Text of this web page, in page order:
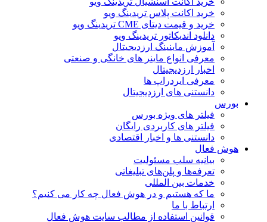
خرید اکانت پلاس تریدینگ ویو
خرید و قیمت دیتای CME تریدینگ ویو
دانلود اندیکاتور تریدینگ ویو
آموزش ماینینگ ارزدیجیتال
معرفی انواع ماینر های خانگی و صنعتی
اخبار ارزدیجیتال
معرفی ایردراپ ها
دانستنی های ارزدیجیتال
بورس
فیلتر های ویژه بورس
فیلتر های کاربردی رایگان
دانستنی ها و اخبار اقتصادی
هوش فعال
بیانیه سلب مسئولیت
تعرفه‌ها و پلن‌های تبلیغاتی
خدمات بین المللی
ما که هستیم و در هوش فعال چه کار می کنیم؟
ارتباط با ما
قوانین استفاده از مطالب سایت هوش فعال